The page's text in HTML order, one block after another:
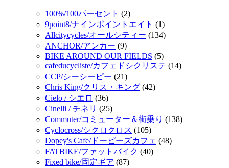
100%/100パーセント (2)
9point8/ナインポイントエイト (1)
Allcitycycles/オールシティー (134)
ANCHOR/アンカー (9)
BIKE AROUND OUR FIELDS (5)
cafeducycliste/カフェドシクリステ (14)
CCP/シーシーピー (21)
Chris King/クリス・キング (42)
Cielo / シエロ (36)
Cinelli / チネリ (25)
Commuter/コミューター＆街乗り (138)
Cyclocross/シクロクロス (105)
Dopey's Cafe/ドーピーズカフェ (48)
FATBIKE/ファットバイク (40)
Fixed bike/固定ギア (87)